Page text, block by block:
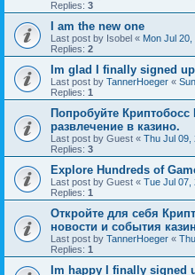
Replies: 3
I am the new one
Last post by Isobel « Mon Jul
Replies: 2
Im glad I finally signed up
Last post by TannerHoeger «
Replies: 1
Попробуйте
развлечение в казино.
Last post by Guest « Thu Jul 09,
Replies: 3
Explore Hundreds of
Last post by Guest « Tue Jul 07,
Replies: 1
Откройте для себя
новости и события
Last post by TannerHoeger «
Replies: 1
Im happy I finally signed